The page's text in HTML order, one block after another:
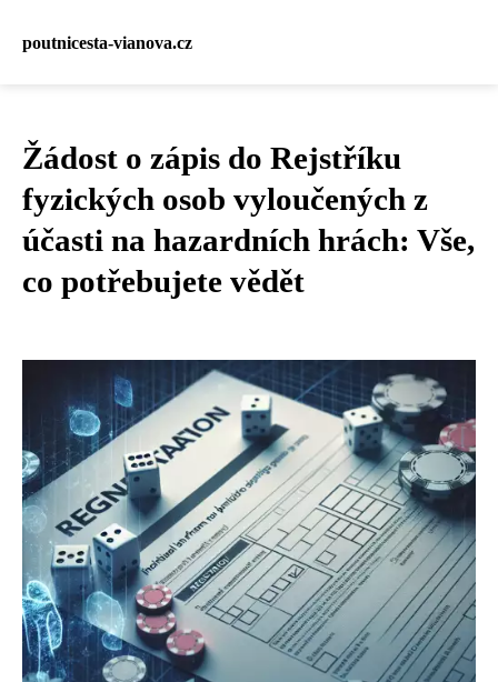
poutnicesta-vianova.cz
Žádost o zápis do Rejstříku
fyzických osob vyloučených z
účasti na hazardních hrách: Vše,
co potřebujete vědět